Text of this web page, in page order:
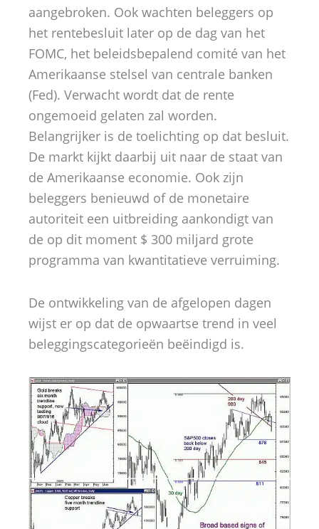
aangebroken. Ook wachten beleggers op
het rentebesluit later op de dag van het
FOMC, het beleidsbepalend comité van het
Amerikaanse stelsel van centrale banken
(Fed). Verwacht wordt dat de rente
ongemoeid gelaten zal worden.
Belangrijker is de toelichting op dat besluit.
De markt kijkt daarbij uit naar de staat van
de Amerikaanse economie. Ook zijn
beleggers benieuwd of de monetaire
autoriteit een uitbreiding aankondigt van
de op dit moment $ 300 miljard grote
programma van kwantitatieve verruiming.
De ontwikkeling van de afgelopen dagen
wijst er op dat de opwaartse trend in veel
beleggingscategorieën beëindigd is.